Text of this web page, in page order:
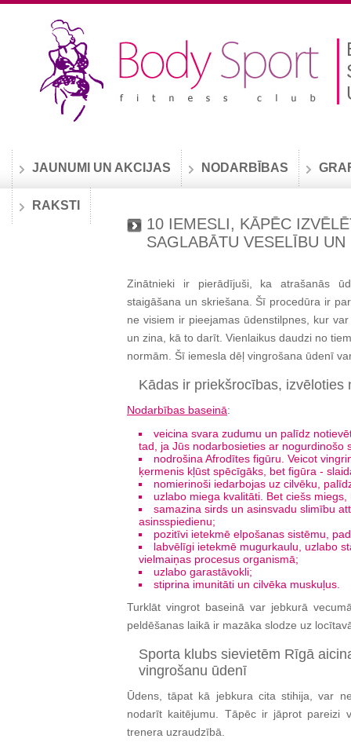
JAUNUMI UN AKCIJAS NODARBĪBAS
RAKSTI
10 IEMESLI, KĀPĒC
SAGLABĀTU VESELĪBU
Zinātnieki ir pierādījuši, ka atrašanās
staigāšana un skriešana. Šī procedūra ir
ne visiem ir pieejamas ūdenstilpnes, kur
un zina, kā to darīt. Vienlaikus daudzi no
normām. Šī iemesla dēļ vingrošana ūdenī
Kādas ir priekšrocības, izvēloties
Nodarbības baseinā:
veicina svara zudumu un palīdz
tad, ja Jūs nodarbosieties ar nogurdinošo
nodrošina Afrodītes figūru. Veicot
ķermenis kļūst spēcīgāks, bet figūra -
nomierinoši iedarbojas uz cilvēku,
uzlabo miega kvalitāti. Bet ciešs
samazina sirds un asinsvadu slimību
asinsspiedienu;
pozitīvi ietekmē elpošanas sistēmu,
labvēlīgi ietekmē mugurkaulu, uzlabo
vielmaiņas procesus organismā;
uzlabo garastāvokli;
stiprina imunitāti un cilvēka muskuļus.
Turklāt vingrot baseinā var jebkurā
peldēšanas laikā ir mazāka slodze uz
Sporta klubs sievietēm Rīgā
vingrošanu ūdenī
Ūdens, tāpat kā jebkura cita stihija, var
nodarīt kaitējumu. Tāpēc ir jāprot pareizi
trenera uzraudzībā.